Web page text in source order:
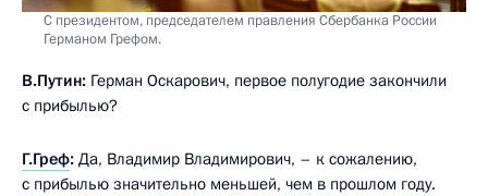
С президентом, председателем правления Сбербанка России
Германом Грефом.
В.Путин: Герман Оскарович, первое полугодие закончили
с прибылью?
Г.Греф: Да, Владимир Владимирович, – к сожалению,
с прибылью значительно меньшей, чем в прошлом году.